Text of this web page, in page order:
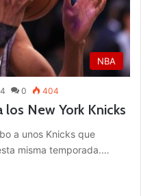
NBA
0 404
los New York Knicks
a unos Knicks que
misma temporada.…